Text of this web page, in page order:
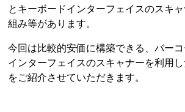
とキーボードインターフェイスのスキ
組み等があります。
今回は比較的安価に構築できる、バー
インターフェイスのスキャナーを利用
をご紹介させていただきます。